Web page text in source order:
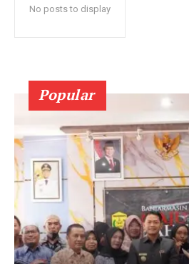
No posts to display
Popular